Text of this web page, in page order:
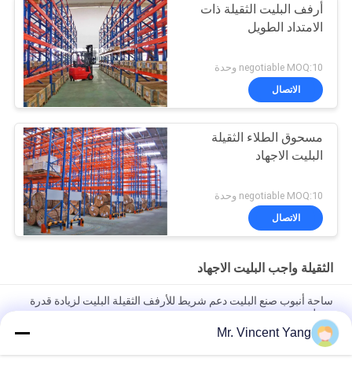
أرفف البليت الثقيلة ذات
الامتداد الطويل
negotiable MOQ:10 وحدة
الاتصال
مسحوق الطلاء الثقيلة
البليت الاجهاد
negotiable MOQ:10 وحدة
الاتصال
الثقيلة واجب البليت الاجهاد
ساحة أنبوب صنع البليت دعم شريط للأرفف الثقيلة البليت لزيادة قدرة
تحمل
مستودع التخزين الثقيلة البليت الاجهاد كل طبقة مجهزة البارات دعم
البليت
Mr. Vincent Yang